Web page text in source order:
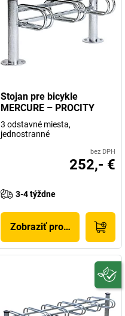
Stojan pre bicykle
MERCURE – PROCITY
3 odstavné miesta,
jednostranné
bez DPH
252,- €
3-4 týždne
Zobraziť produkt